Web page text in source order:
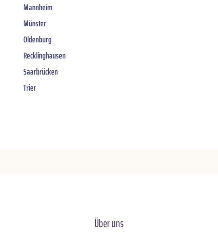
Mannheim
Münster
Oldenburg
Recklinghausen
Saarbrücken
Trier
Über uns